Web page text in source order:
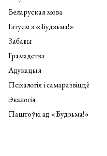
Беларуская мова
Гатуем з «Будзьма!»
Забавы
Грамадства
Адукацыя
Псіхалогія і самаразвіццё
Экалогія
Паштоўкі ад «Будзьма!»